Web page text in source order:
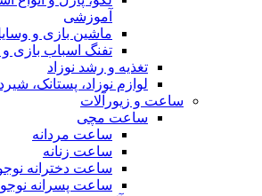
آموزشی
ماشین بازی و
تفنگ اسباب بازی و
تغذیه و رشد نوزاد
لوازم نوزاد، پستانک،
ساعت و زیور‌آلات
ساعت مچی
ساعت مردانه
ساعت زنانه
ساعت دخترانه
ساعت پسرانه